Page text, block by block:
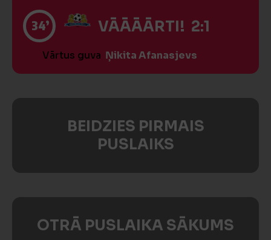
34’ VĀĀĀĀRTI! 2:1
Vārtus guva Ņikita Afanasjevs
BEIDZIES PIRMAIS
PUSLAIKS
OTRĀ PUSLAIKA SĀKUMS